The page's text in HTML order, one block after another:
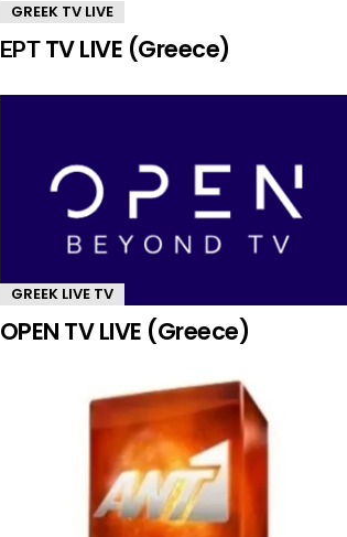
GREEK TV LIVE
ΕΡΤ TV LIVE (Greece)
GREEK LIVE TV
OPEN TV LIVE (Greece)